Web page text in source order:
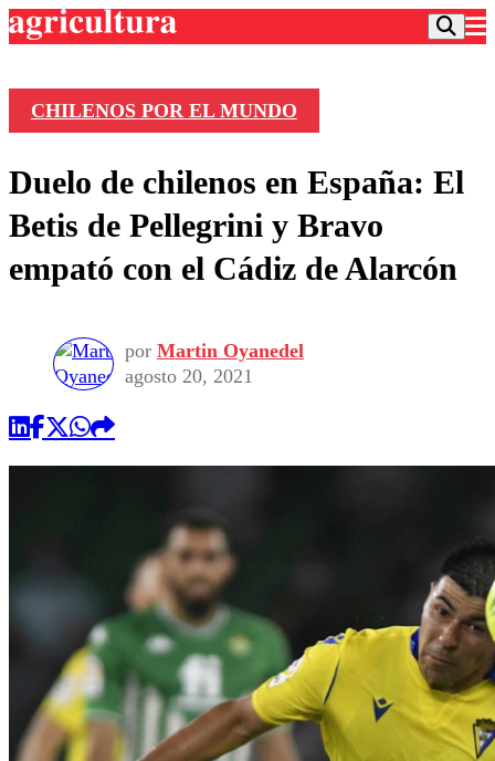
Frecuencias
Agricultura TV
Deportes
Colo Colo
Otros Deportes
Seleccion Chilena
Torneo Internacional
Entretención
Dato Practico
Economía
Internacional
Publicaciones en medios
Opinión
CHILENOS POR EL MUNDO
Duelo de chilenos en España: El
Betis de Pellegrini y Bravo
empató con el Cádiz de Alarcón
por Martin Oyanedel
agosto 20, 2021